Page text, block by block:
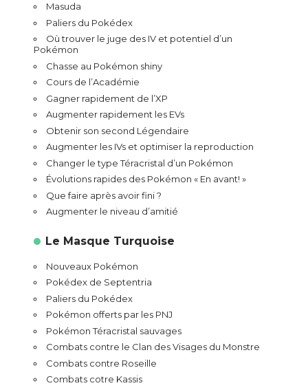
Masuda
Paliers du Pokédex
Où trouver le juge des IV et potentiel d’un
Pokémon
Chasse au Pokémon shiny
Cours de l’Académie
Gagner rapidement de l’XP
Augmenter rapidement les EVs
Obtenir son second Légendaire
Augmenter les IVs et optimiser la reproduction
Changer le type Téracristal d’un Pokémon
Évolutions rapides des Pokémon « En avant! »
Que faire après avoir fini ?
Augmenter le niveau d’amitié
Le Masque Turquoise
Nouveaux Pokémon
Pokédex de Septentria
Paliers du Pokédex
Pokémon offerts par les PNJ
Pokémon Téracristal sauvages
Combats contre le Clan des Visages du Monstre
Combats contre Roseille
Combats cotre Kassis